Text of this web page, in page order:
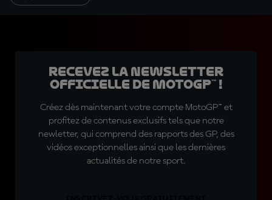
Recevez la Newsletter
officielle de MotoGP™ !
Créez dès maintenant votre compte MotoGP™ et
profitez de contenus exclusifs tels que notre
newletter, qui comprend des rapports des GP, des
vidéos exceptionnelles ainsi que les dernières
actualités de notre sport.